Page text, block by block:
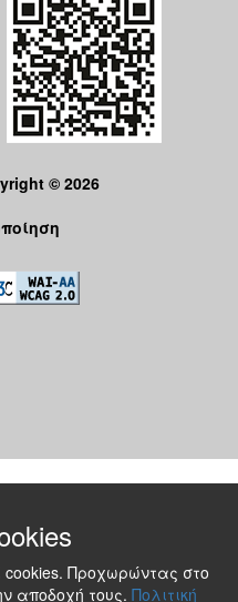
© 2026
cookies. Προχωρώντας στο
αποδοχή τους. Πολιτική